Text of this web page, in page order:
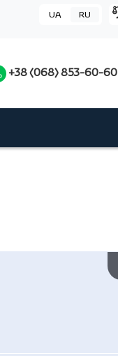
UA RU
+38 (068) 853-60-60